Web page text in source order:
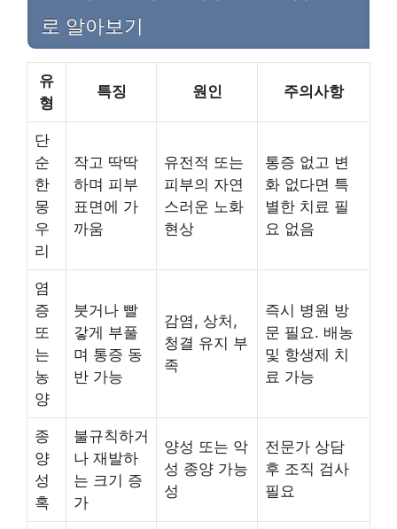
로 알아보기
유
형
특징 원인 주의사항
단
순
한
몽
우
리
작고 딱딱
하며 피부
표면에 가
까움
유전적 또는
피부의 자연
스러운 노화
현상
통증 없고 변
화 없다면 특
별한 치료 필
요 없음
염
증
또
는
농
양
붓거나 빨
갛게 부풀
며 통증 동
반 가능
감염, 상처,
청결 유지 부
족
즉시 병원 방
문 필요. 배농
및 항생제 치
료 가능
종
양
성
혹
불규칙하거
나 재발하
는 크기 증
가
양성 또는 악
성 종양 가능
성
전문가 상담
후 조직 검사
필요